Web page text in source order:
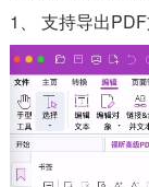
1、 支持导出